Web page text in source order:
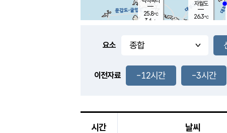
풍도
3.6m/s
0.5
자월도
26.3℃
-
25.8℃
3.6 m/s
요소
이전자료 -12시간 -3시간
시간 날씨